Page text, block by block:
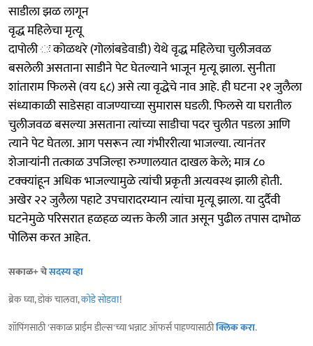
साडीला झळ लागून
वृद्ध महिलेचा मृत्यू
दापोली ः कोळथरे (गोलांबडेवाडी) येथे वृद्ध महिलेचा चुलीजवळ
बसलेली असताना साडीने पेट घेतल्याने भाजून मृत्यू झाला. सुनीता
शांताराम फिलसे (वय ६८) असे त्या वृद्धेचे नाव आहे. ही घटना २१ जुलैला
संध्याकाळी साडेसहा वाजण्याच्या सुमारास घडली. फिलसे या घरातील
चुलीजवळ बसल्या असताना त्यांच्या साडीचा पदर चुलीत पडला आणि
त्याने पेट घेतला. आग पसरून त्या गंभीररीत्या भाजल्या. त्यानंतर
शेजाऱ्यांनी तत्काळ उपजिल्हा रुग्णालयात दाखल केले; मात्र ८०
टक्क्यांहून अधिक भाजल्यामुळे त्यांची प्रकृती अत्यवस्थ झाली होती.
अखेर २२ जुलैला पहाटे उपचारादरम्यान त्यांचा मृत्यू झाला. या दुर्दैवी
घटनेमुळे परिसरात हळहळ व्यक्त केली जात असून पुढील तपास दाभोळ
पोलिस करत आहेत.
सकाळ+ चेसदस्य व्हा
ब्रेक घ्या, डोकं चालवा,कोडे सोडवा!
शॉपिंगसाठी 'सकाळ प्राईम डील्स'च्या भन्नाट ऑफर्स पाहण्यासाठीक्लिक करा.